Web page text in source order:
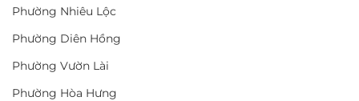
Phường Nhiêu Lộc
Phường Diên Hồng
Phường Vườn Lài
Phường Hòa Hưng